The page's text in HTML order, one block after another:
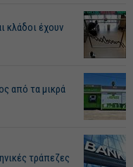
κλάδοι έχουν
από τα μικρά
τράπεζες